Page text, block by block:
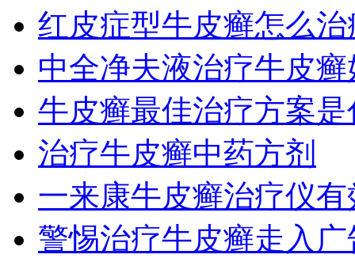
红皮症型牛皮癣怎么
中全净夫液治疗牛皮癣
牛皮癣最佳治疗方案是
治疗牛皮癣中药方剂
一来康牛皮癣治疗仪
警惕治疗牛皮癣走入